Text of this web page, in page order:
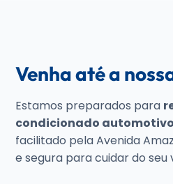
Venha até a
Estamos preparados para
condicionado automotivo
facilitado pela Avenida
e segura para cuidar do seu